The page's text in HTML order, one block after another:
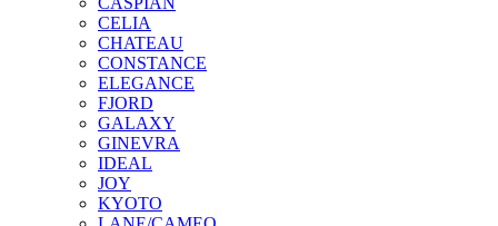
CELIA
CHATEAU
CONSTANCE
ELEGANCE
FJORD
GALAXY
GINEVRA
IDEAL
JOY
KYOTO